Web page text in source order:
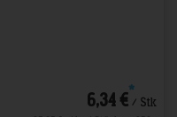
6,34 €*/ Stk